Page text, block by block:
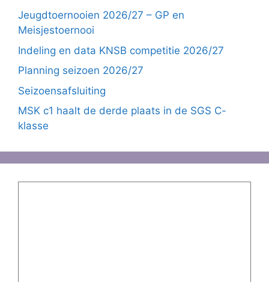
Jeugdtoernooien 2026/27 – GP en
Meisjestoernooi
Indeling en data KNSB competitie 2026/27
Planning seizoen 2026/27
Seizoensafsluiting
MSK c1 haalt de derde plaats in de SGS C-
klasse